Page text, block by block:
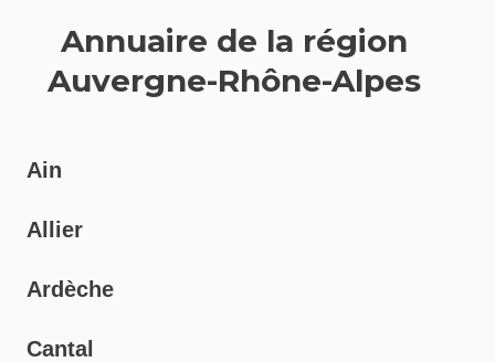
Annuaire de la région
Auvergne-Rhône-Alpes
Ain
Allier
Ardèche
Cantal